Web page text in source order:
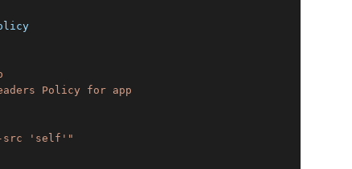
Policy for app
src 'self'"